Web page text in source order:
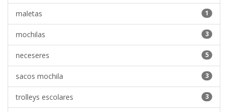
1
maletas
3
mochilas
5
neceseres
3
sacos mochila
3
trolleys escolares